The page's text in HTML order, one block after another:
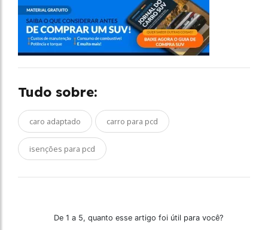
Tudo sobre:
caro adaptado carro para pcd
isenções para pcd
De 1 a 5, quanto esse artigo foi útil para você?